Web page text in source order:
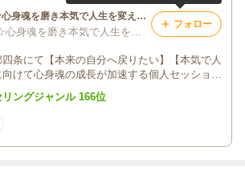
津谷幸子☆心身魂を磨き本気で人生を変えたい人の学び場@EINE自由が丘
条にて【本来の自分へ戻りたい】【本気で人
けて心身魂の成長が加速する個人セッショ
関係・お金・健康の状態は自分の潜在意識の
わり人生を楽しむ方、続出♪起業21年
フォロー
ングジャンル 166位